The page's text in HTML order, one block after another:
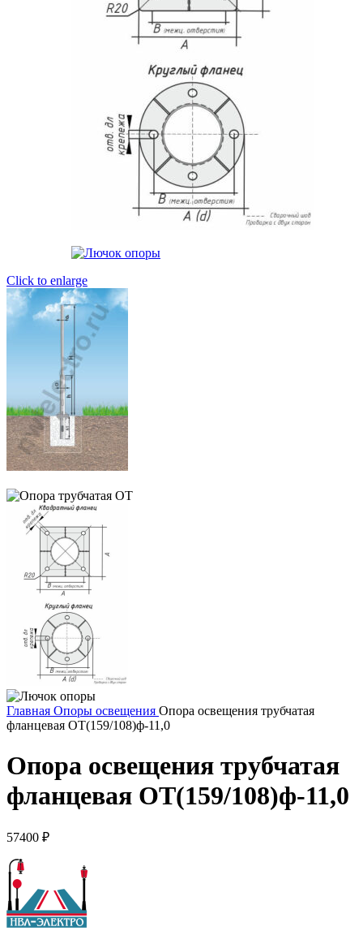
Click to enlarge
Главная Опоры освещения Опора освещения трубчатая
фланцевая ОТ(159/108)ф-11,0
Опора освещения трубчатая
фланцевая ОТ(159/108)ф-11,0
57400 ₽